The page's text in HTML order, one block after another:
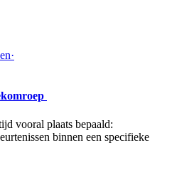
·
vooral plaats bepaald:
binnen een specifieke